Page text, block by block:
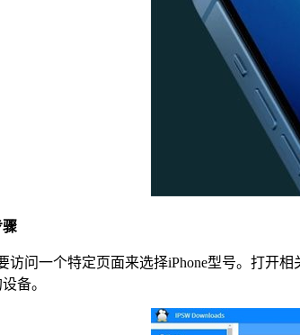
骤
访问一个特定页面来选择iPhone型号。打开
备。